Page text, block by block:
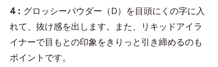
4： グロッシーパウダー（D）を目頭にくの字に入
れて、抜け感を出します。また、リキッドアイラ
イナーで目もとの印象をきりっと引き締めるのも
ポイントです。